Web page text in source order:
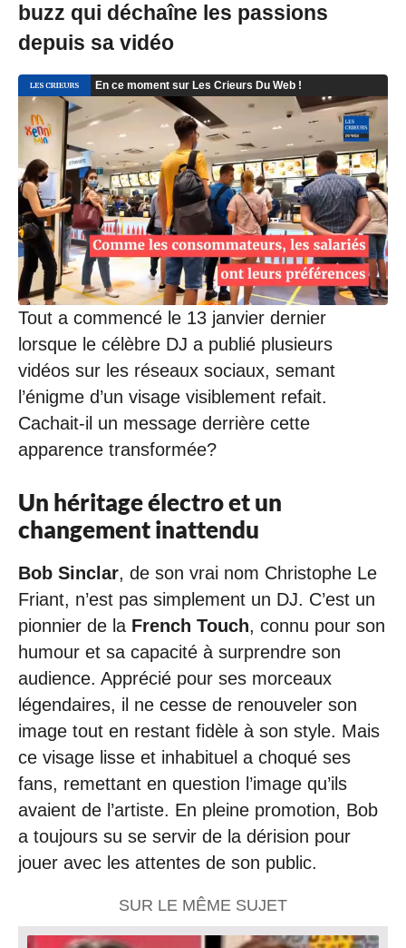
buzz qui déchaîne les passions
depuis sa vidéo
Tout a commencé le 13 janvier dernier
lorsque le célèbre DJ a publié plusieurs
vidéos sur les réseaux sociaux, semant
l’énigme d’un visage visiblement refait.
Cachait-il un message derrière cette
apparence transformée?
Un héritage électro et un
changement inattendu
Bob Sinclar, de son vrai nom Christophe Le
Friant, n’est pas simplement un DJ. C’est un
pionnier de la French Touch, connu pour son
humour et sa capacité à surprendre son
audience. Apprécié pour ses morceaux
légendaires, il ne cesse de renouveler son
image tout en restant fidèle à son style. Mais
ce visage lisse et inhabituel a choqué ses
fans, remettant en question l’image qu’ils
avaient de l’artiste. En pleine promotion, Bob
a toujours su se servir de la dérision pour
jouer avec les attentes de son public.
SUR LE MÊME SUJET